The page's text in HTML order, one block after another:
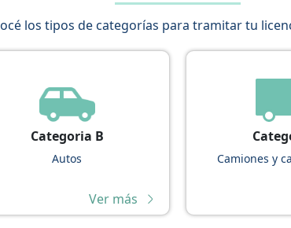
los tipos de categorías para tramitar tu
Categoria B
Autos
Ver más
Camiones y